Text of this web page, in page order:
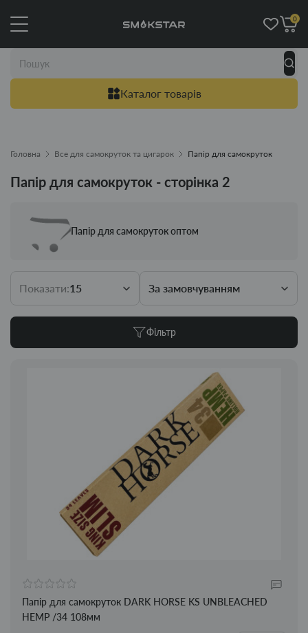
Каталог товарів
0
Головна Все для самокруток та цигарок Папір для самокруток
Папір для самокруток - сторінка 2
Папір для самокруток оптом
Показати:15 За замовчуванням
Фільтр
Папір для самокруток DARK HORSE KS UNBLEACHED
HEMP /34 108мм